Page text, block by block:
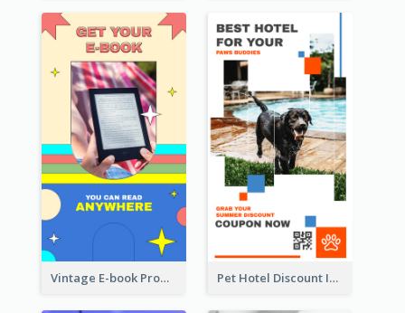
Vintage E-book Promote Instagram Story Design Pet Hotel Discount Instagram Story